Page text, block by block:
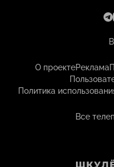
О проектеРеклама
Политика
Все